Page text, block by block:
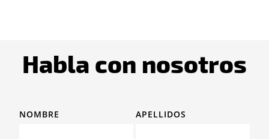
Habla con nosotros
NOMBRE APELLIDOS